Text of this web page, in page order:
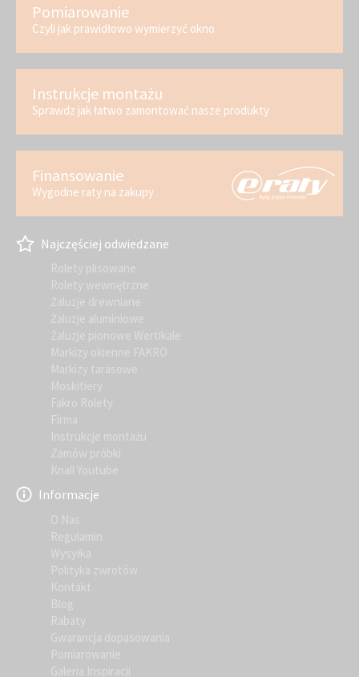
Pomiarowanie
Czyli jak prawidłowo wymierzyć okno
Instrukcje montażu
Sprawdz jak łatwo zamontować nasze produkty
Finansowanie
Wygodne raty na zakupy
Najczęściej odwiedzane
Rolety plisowane
Rolety wewnętrzne
Żaluzje drewniane
Żaluzje aluminiowe
Żaluzje pionowe Wertikale
Markizy okienne FAKRO
Markizy tarasowe
Moskitiery
Fakro Rolety
Firma
Instrukcje montażu
Zamów próbki
Knall Youtube
Informacje
O Nas
Regulamin
Wysyłka
Polityka zwrotów
Kontakt
Blog
Rabaty
Gwarancja dopasowania
Pomiarowanie
Galeria Inspiracji